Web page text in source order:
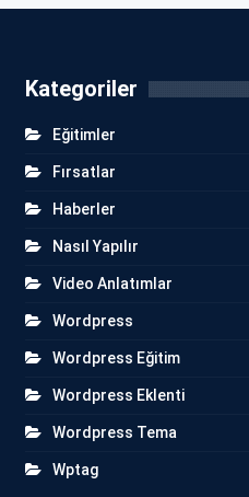
Kategoriler
Eğitimler
Fırsatlar
Haberler
Nasıl Yapılır
Video Anlatımlar
Wordpress
Wordpress Eğitim
Wordpress Eklenti
Wordpress Tema
Wptag